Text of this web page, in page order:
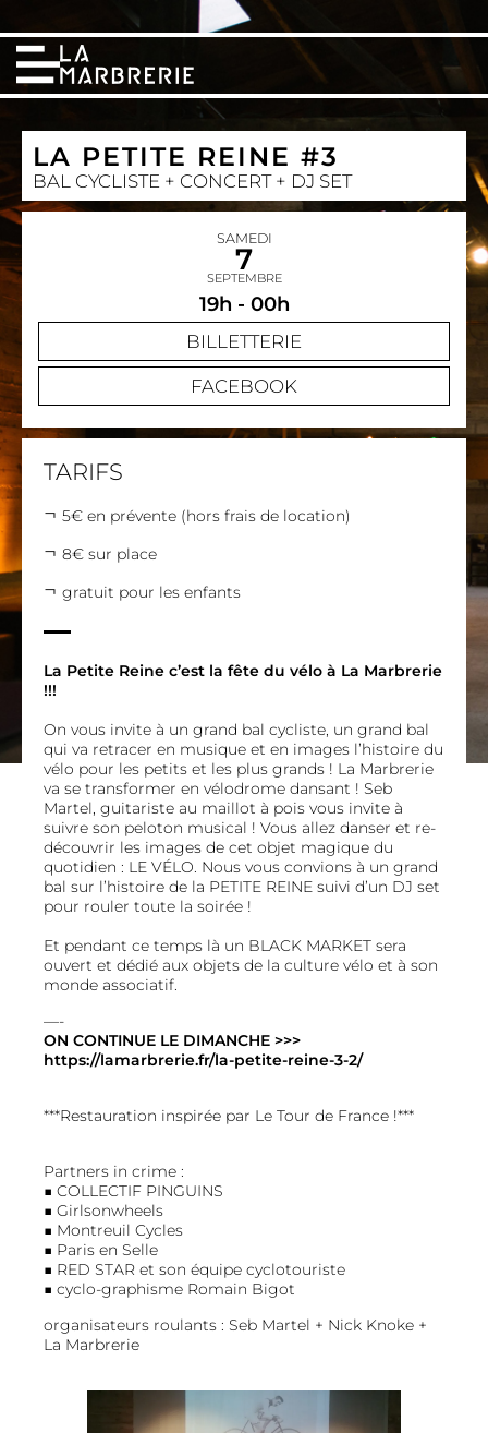
LA PETITE REINE #3
BAL CYCLISTE + CONCERT + DJ SET
SAMEDI
7
SEPTEMBRE
19h - 00h
BILLETTERIE
FACEBOOK
TARIFS
5€ en prévente (hors frais de location)
8€ sur place
gratuit pour les enfants
La Petite Reine c’est la fête du vélo à La Marbrerie
!!!
On vous invite à un grand bal cycliste, un grand bal
qui va retracer en musique et en images l’histoire du
vélo pour les petits et les plus grands ! La Marbrerie
va se transformer en vélodrome dansant ! Seb
Martel, guitariste au maillot à pois vous invite à
suivre son peloton musical ! Vous allez danser et re-
découvrir les images de cet objet magique du
quotidien : LE VÉLO. Nous vous convions à un grand
bal sur l’histoire de la PETITE REINE suivi d’un DJ set
pour rouler toute la soirée !
Et pendant ce temps là un BLACK MARKET sera
ouvert et dédié aux objets de la culture vélo et à son
monde associatif.
—-
ON CONTINUE LE DIMANCHE >>>
https://lamarbrerie.fr/la-petite-reine-3-2/
***Restauration inspirée par Le Tour de France !***
Partners in crime :
■ COLLECTIF PINGUINS
■ Girlsonwheels
■ Montreuil Cycles
■ Paris en Selle
■ RED STAR et son équipe cyclotouriste
■ cyclo-graphisme Romain Bigot
organisateurs roulants : Seb Martel + Nick Knoke +
La Marbrerie